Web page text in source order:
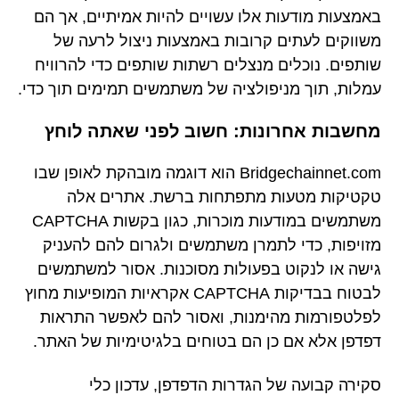
באמצעות מודעות אלו עשויים להיות אמיתיים, אך הם
משווקים לעתים קרובות באמצעות ניצול לרעה של
שותפים. נוכלים מנצלים רשתות שותפים כדי להרוויח
עמלות, תוך מניפולציה של משתמשים תמימים תוך כדי.
מחשבות אחרונות: חשוב לפני שאתה לוחץ
Bridgechainnet.com הוא דוגמה מובהקת לאופן שבו
טקטיקות מטעות מתפתחות ברשת. אתרים אלה
משתמשים במודעות מוכרות, כגון בקשות CAPTCHA
מזויפות, כדי לתמרן משתמשים ולגרום להם להעניק
גישה או לנקוט בפעולות מסוכנות. אסור למשתמשים
לבטוח בבדיקות CAPTCHA אקראיות המופיעות מחוץ
לפלטפורמות מהימנות, ואסור להם לאפשר התראות
דפדפן אלא אם כן הם בטוחים בלגיטימיות של האתר.
סקירה קבועה של הגדרות הדפדפן, עדכון כלי